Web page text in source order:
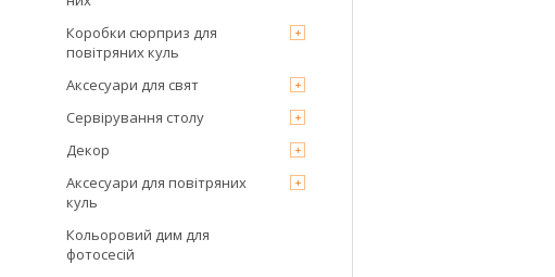
Коробки сюрприз для
повітряних куль
Аксесуари для свят
Сервірування столу
Декор
Аксесуари для повітряних
куль
Кольоровий дим для
фотосесій